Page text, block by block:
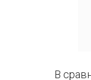
В